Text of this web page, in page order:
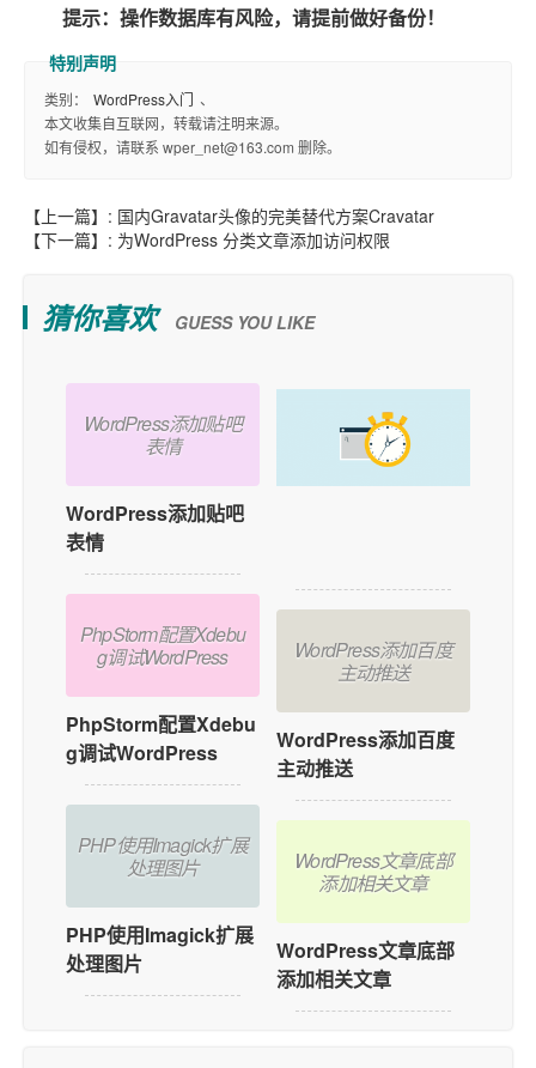
提示：操作数据库有风险，请提前做好备份！
类别： WordPress入门 、
本文收集自互联网，转载请注明来源。
如有侵权，请联系 wper_net@163.com 删除。
【上一篇】: 国内Gravatar头像的完美替代方案Cravatar
【下一篇】: 为WordPress 分类文章添加访问权限
猜你喜欢 GUESS YOU LIKE
WordPress添加贴吧
表情
WordPress添加贴吧
表情
PhpStorm配置Xdebu
g调试WordPress
PhpStorm配置Xdebu
g调试WordPress
PHP使用Imagick扩展
处理图片
PHP使用Imagick扩展
处理图片
WordPress添加百度
主动推送
WordPress添加百度
主动推送
WordPress文章底部
添加相关文章
WordPress文章底部
添加相关文章